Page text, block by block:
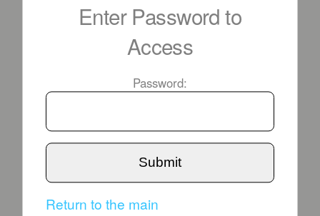
Enter Password to
Access
Password:
Submit
Return to the main